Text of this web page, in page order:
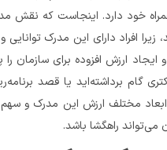
و افزایش اعتبار شخصی و سازمانی به همراه خود دارد. اینجاست که نقش مدرک
به مناصب راهبردی، پژوهش‌های پیشرو و ایجاد ارزش افزوده برای سازمان را پیدا
می‌کنند. چنانچه در مسیر اخذ مدرک دکتری گام برداشته‌اید یا قصد برنامه‌ریزی
برای آینده شغلی خود را دارید، شناخت ابعاد مختلف ارزش این مدرک و سهم آن